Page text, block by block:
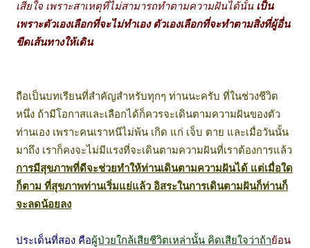
เสียใจ เพราะสาเหตุที่ไม่สามารถทำตามความฝันได้นั้น เป็น
เพราะตัวเองเลือกที่จะไม่ทำเอง ตัวเองเลือกที่จะทำตามสิ่งที่ผู้อื่น
ขีดเส้นทางให้เดิน
ถือเป็นบทเรียนที่สำคัญสำหรับทุกๆ ท่านนะครับ ที่ในช่วงชีวิต
หนึ่ง ถ้ามีโอกาสและเลือกได้ก็ควรจะเดินตามความฝันของตัว
ท่านเอง เพราะคนเราหนีไม่พ้น เกิด แก่ เจ็บ ตาย และเมื่อวันนั้น
มาถึง เราก็คงจะไม่มีแรงที่จะเดินตามความฝันที่เราต้องการแล้ว
การมีสุขภาพที่ดีจะช่วยทำให้ท่านเดินตามความฝันได้ แต่เมื่อใด
ก็ตาม ที่สุขภาพท่านเริ่มแย่แล้ว อิสระในการเดินตามฝันก็ท่านก็
จะลดน้อยลง
ประเด็นที่สอง คือผู้ป่วยใกล้เสียชีวิตเหล่านั้น คิดเสียใจว่าถ้าย้อน